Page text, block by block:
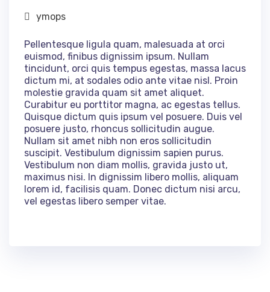
ymops
Pellentesque ligula quam, malesuada at orci
euismod, finibus dignissim ipsum. Nullam
tincidunt, orci quis tempus egestas, massa lacus
dictum mi, at sodales odio ante vitae nisl. Proin
molestie gravida quam sit amet aliquet.
Curabitur eu porttitor magna, ac egestas tellus.
Quisque dictum quis ipsum vel posuere. Duis vel
posuere justo, rhoncus sollicitudin augue.
Nullam sit amet nibh non eros sollicitudin
suscipit. Vestibulum dignissim sapien purus.
Vestibulum non diam mollis, gravida justo ut,
maximus nisi. In dignissim libero mollis, aliquam
lorem id, facilisis quam. Donec dictum nisi arcu,
vel egestas libero semper vitae.